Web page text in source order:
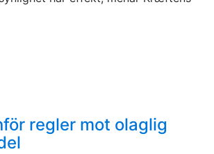
regler mot olaglig